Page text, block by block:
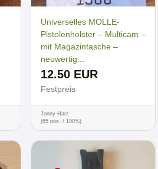
Universelles MOLLE-
Pistolenholster – Multicam –
mit Magazintasche –
neuwertig...
12.50 EUR
Festpreis
Jonny Harz
(65 pos. / 100%)